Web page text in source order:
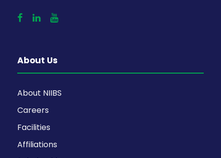
About Us
About NIIBS
Careers
Facilities
Affiliations